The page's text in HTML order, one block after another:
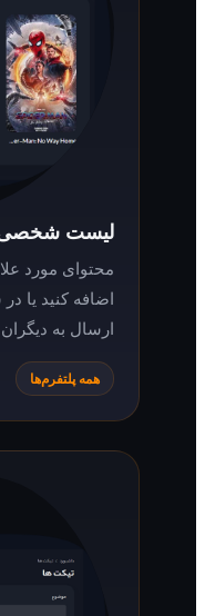
لیست شخصی و
محتوای مورد علاقه‌تان
اضافه کنید یا در سایت،
ارسال به دیگران بسازید.
همه پلتفرم‌ها